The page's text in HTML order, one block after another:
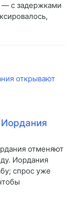
— с задержками
Иордания
отменяют
Иордания
спрос уже